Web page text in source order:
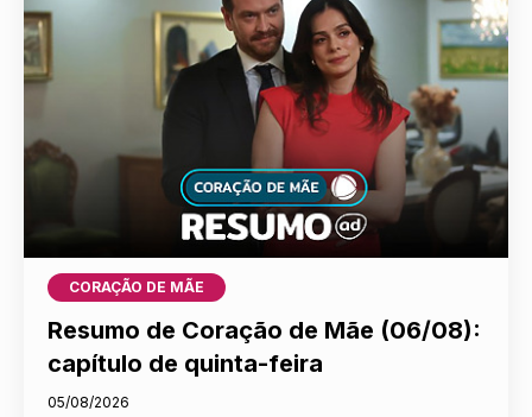
CORAÇÃO DE MÃE
Resumo de Coração de Mãe (06/08):
capítulo de quinta-feira
05/08/2026